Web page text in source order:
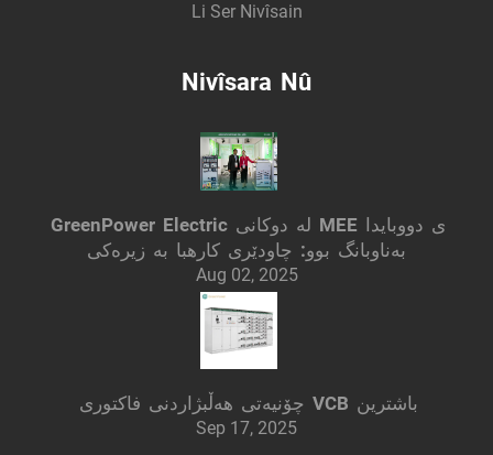
Li Ser Nivîsain
Nivîsara Nû
GreenPower Electric لە دوکانی MEE ی دووبایدا
بەناوبانگ بوو: چاودێری کارهبا بە زیرەکی
Aug 02, 2025
چۆنیەتی هەڵبژاردنی فاکتوری VCB باشترین
Sep 17, 2025